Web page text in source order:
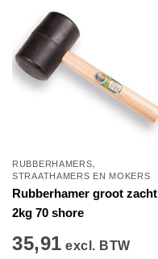
RUBBERHAMERS,
STRAATHAMERS EN MOKERS
Rubberhamer groot zacht
2kg 70 shore
35,91 excl. BTW